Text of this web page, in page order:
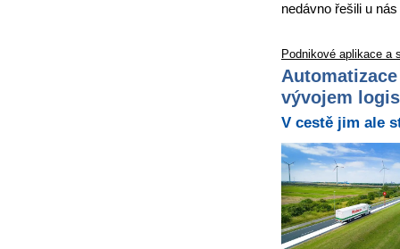
nedávno řešili u
Podnikové aplikace a
vývojem
V cestě jim ale